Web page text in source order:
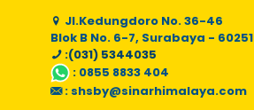
Jl.Kedungdoro No. 36-46
Blok B No. 6-7, Surabaya - 60251
:(031) 5344035
: 0855 8833 404
: shsby@sinarhimalaya.com